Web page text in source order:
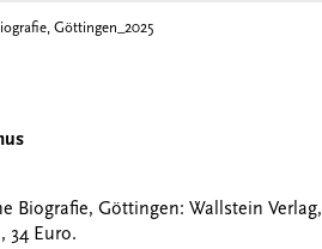
Göttingen_2025
Biografie, Göttingen: Wallstein Verlag,
34 Euro.